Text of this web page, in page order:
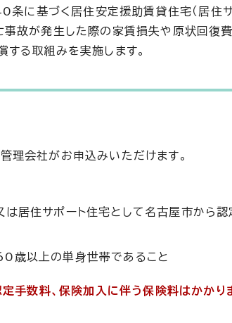
に基づく居住安定援助賃貸住宅（居住サ
故が発生した際の家賃損失や原状回復
る取組みを実施します。
理会社がお申込みいただけます。
居住サポート住宅として名古屋市から認
歳以上の単身世帯であること
手数料、保険加入に伴う保険料はかかり